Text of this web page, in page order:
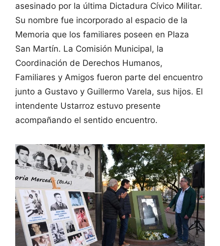
asesinado por la última Dictadura Cívico Militar.
Su nombre fue incorporado al espacio de la
Memoria que los familiares poseen en Plaza
San Martín. La Comisión Municipal, la
Coordinación de Derechos Humanos,
Familiares y Amigos fueron parte del encuentro
junto a Gustavo y Guillermo Varela, sus hijos. El
intendente Ustarroz estuvo presente
acompañando el sentido encuentro.